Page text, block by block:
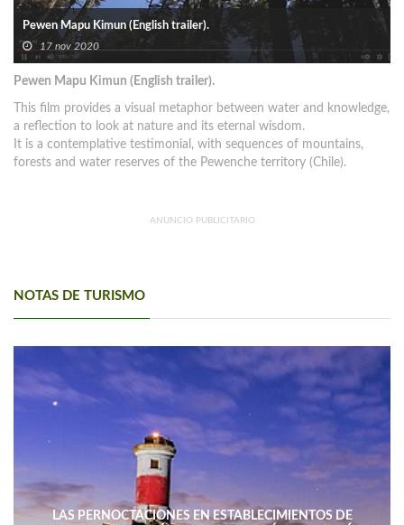
Pewen Mapu Kimun (English trailer).
17 nov 2020
Pewen Mapu Kimun (English trailer).
This film provides a visual metaphor between water and knowledge,
a reflection to look at nature and its eternal wisdom.
It is a contemplative testimonial, with sequences of mountains,
forests and water reserves of the Pewenche territory (Chile).
ANUNCIO PUBLICITARIO
NOTAS DE TURISMO
LAS PERNOCTACIONES EN ESTABLECIMIENTOS DE